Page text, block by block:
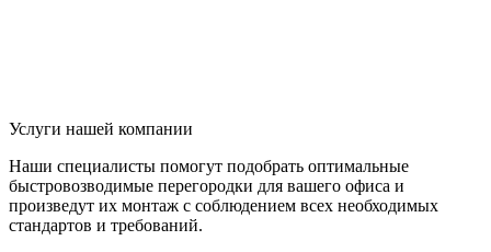
Услуги нашей компании
Наши специалисты помогут подобрать оптимальные
быстровозводимые перегородки для вашего офиса и
произведут их монтаж с соблюдением всех необходимых
стандартов и требований.